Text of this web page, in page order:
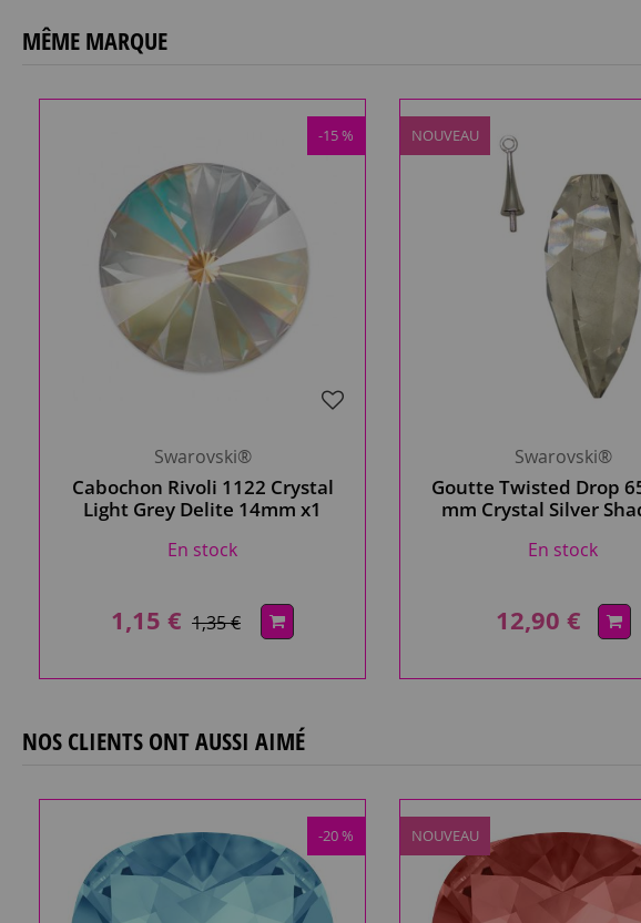
MÊME MARQUE
-15 %
Swarovski®
Cabochon Rivoli 1122 Crystal
Light Grey Delite 14mm x1
En stock
1,15 € 1,35 €
NOUVEAU
Swarovski®
Goutte Twisted Drop
mm Crystal Silver
En stock
12,90 €
NOS CLIENTS ONT AUSSI AIMÉ
-20 % NOUVEAU